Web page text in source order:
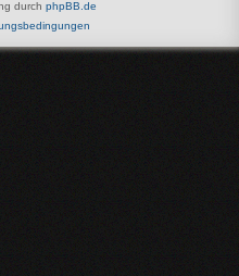
durch phpBB.de